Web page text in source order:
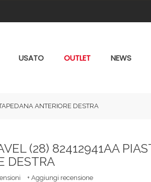
USATO OUTLET NEWS
ANTERIORE DESTRA
(28) 82412941AA
DESTRA
+ Aggiungi recensione